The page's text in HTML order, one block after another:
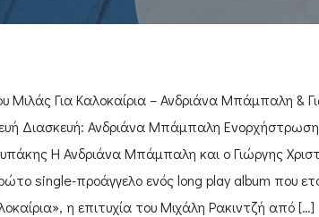
Μιλάς Για Καλοκαίρια – Ανδριάνα Μπάμπαλη &
Διασκευή: Ανδριάνα Μπάμπαλη
Η Ανδριάνα Μπάμπαλη και ο Γιώργης
single-προάγγελο ενός long play album που
η επιτυχία του Μιχάλη Ρακιντζή από […]